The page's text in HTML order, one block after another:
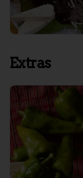
Extras